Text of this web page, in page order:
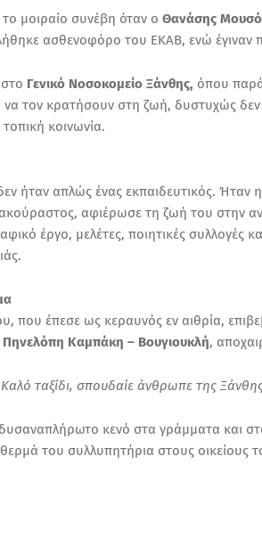
μοιραίο συνέβη όταν ο Θανάσης
ασθενοφόρο του ΕΚΑΒ, ενώ έγιναν
Γενικό Νοσοκομείο Ξάνθης, όπου
τον κρατήσουν στη ζωή, δυστυχώς
κοινωνία.
ήταν απλώς ένας εκπαιδευτικός. Ήταν
αφιέρωσε τη ζωή του στην
έργο, μελέτες, ποιητικές συλλογές
που έπεσε ως κεραυνός εν αιθρία,
Πηνελόπη Καμπάκη – Βουγιουκλή,
ταξίδι, σπουδαίε άνθρωπε της
κενό στα γράμματα και
του συλλυπητήρια στους οικείους